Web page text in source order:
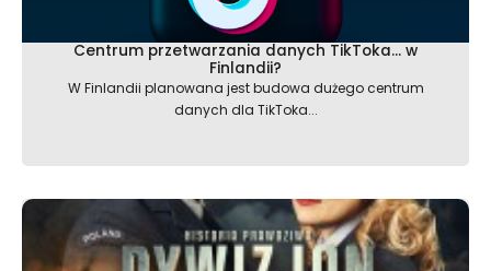
Centrum przetwarzania danych TikToka… w
Finlandii?
W Finlandii planowana jest budowa dużego centrum
danych dla TikToka...